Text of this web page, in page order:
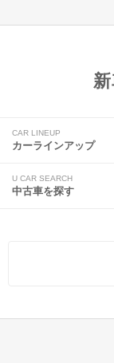
CAR LINEUP
カーラインアップ
U CAR SEARCH
中古車を探す